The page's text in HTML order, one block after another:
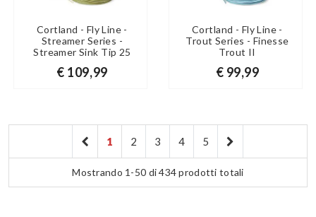
Cortland - Fly Line -
Streamer Series -
Streamer Sink Tip 25
€ 109,99
Cortland - Fly Line -
Trout Series - Finesse
Trout II
€ 99,99
1 2 3 4 5
Mostrando 1-50 di 434 prodotti totali